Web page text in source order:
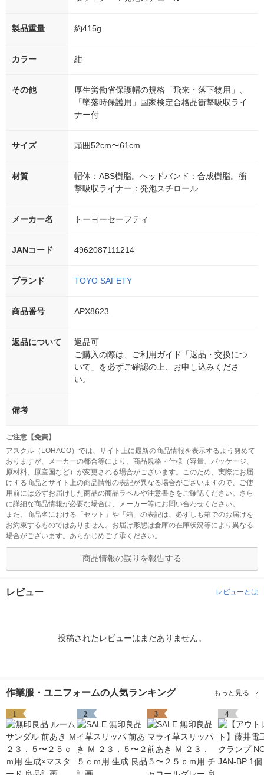
製品重量 約415g
カラー 紺
その他
厚生労働省保護帽の規格「飛来・落下物用」、
「墜落時保護用」国家検定合格品衝撃吸収ライ
ナー付
サイズ 頭囲52cm〜61cm
材質
帽体：ABS樹脂。ヘッドバンド：合成樹脂。衝
撃吸収ライナー：発泡スチロール
メーカー名 トーヨーセーフティ
JANコード 4962087111214
ブランド TOYO SAFETY
商品番号 APX8623
返品について
返品可
ご購入の際は、ご利用ガイド「返品・交換につ
いて」を必ずご確認の上、お申し込みくださ
い。
備考
ご注意【免責】
アスクル（LOHACO）では、サイト上に最新の商品情報を表示するよう努めて
おりますが、メーカーの都合等により、商品規格・仕様（容量、パッケージ、
原材料、原産国など）が変更される場合がございます。このため、実際にお届
けする商品とサイト上の商品情報の表記が異なる場合がございますので、ご使
用前には必ずお届けした商品の商品ラベルや注意書きをご確認ください。さら
に詳細な商品情報が必要な場合は、メーカー等にお問い合わせください。
また、商品名における「セット」や「箱」の表記は、必ずしも箱でのお届けを
お約束するものではありません。お届け形態は倉庫の在庫状況等により異なる
場合がございます。あらかじめご了承ください。
商品情報の誤りを報告する
レビュー レビューとは
投稿されたレビューはまだありません。
作業服・ユニフォームの人気ランキング もっと見る
1 2 3 4